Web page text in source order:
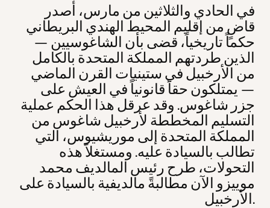
في الحادي والثلاثين من مارس، أصدر
قاضٍ من إقليم المحيط الهندي البريطاني
حكماً تاريخياً، قضى بأن الشاغوسيين —
الذين طردتهم المملكة المتحدة بالكامل
من الأرخبيل في ستينيات القرن الماضي
— يمتلكون حقاً قانونياً في العيش على
جزر شاغوس. وقد عرقل هذا الحكم عملية
التسليم المخططة لأرخبيل شاغوس من
المملكة المتحدة إلى موريشيوس، التي
تطالب بالسيادة عليه. ومستغلاً هذه
التحولات، طرح رئيس المالديف محمد
موييزو الآن مطالبةً مالديفية بالسيادة على
الأرخبيل.